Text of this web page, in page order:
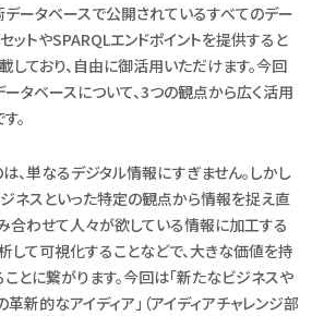
データベースで公開されているすべてのデー
ットやSPARQLエンドポイントを提供すると
しており、自由に御活用いただけます。今回
ータベースについて、3つの観点から広く活用
。
、単なるデジタル情報にすぎません。しかし
ネスといった特定の観点から情報を捉え直
合わせて人々が欲している情報に加工する
して可視化することなどで、大きな価値を持
ことに繋がります。今回は「新たなビジネスや
新的なアイディア」（アイディアチャレンジ部